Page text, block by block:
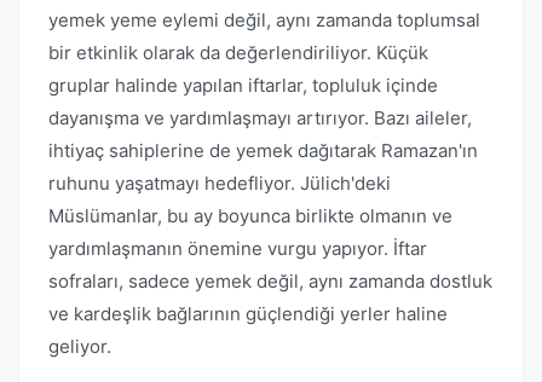
yemek yeme eylemi değil, aynı zamanda toplumsal
bir etkinlik olarak da değerlendiriliyor. Küçük
gruplar halinde yapılan iftarlar, topluluk içinde
dayanışma ve yardımlaşmayı artırıyor. Bazı aileler,
ihtiyaç sahiplerine de yemek dağıtarak Ramazan'ın
ruhunu yaşatmayı hedefliyor. Jülich'deki
Müslümanlar, bu ay boyunca birlikte olmanın ve
yardımlaşmanın önemine vurgu yapıyor. İftar
sofraları, sadece yemek değil, aynı zamanda dostluk
ve kardeşlik bağlarının güçlendiği yerler haline
geliyor.